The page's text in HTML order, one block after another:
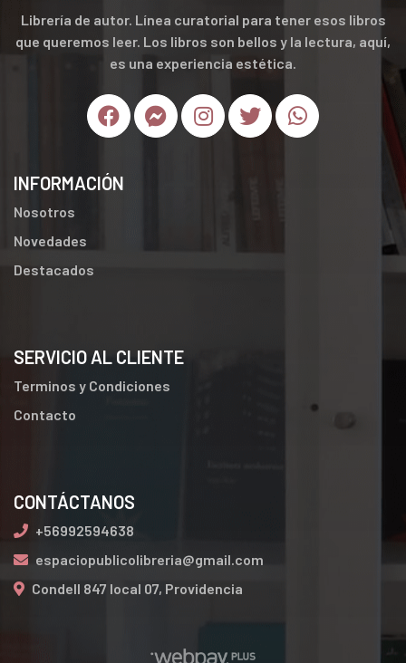
Librería de autor. Línea curatorial para tener esos libros
que queremos leer. Los libros son bellos y la lectura, aquí,
es una experiencia estética.
INFORMACIÓN
Nosotros
Novedades
Destacados
SERVICIO AL CLIENTE
Terminos y Condiciones
Contacto
CONTÁCTANOS
+56992594638
espaciopublicolibreria@gmail.com
Condell 847 local 07, Providencia